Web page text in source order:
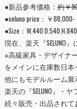
●新品参考価格： 約￥
●seluno price：￥88,000-
●Size：W.440 D.540
現在、楽天『SELUNO』
※高級家具・デザイナ
をメインに在庫数日本
他にもモデルルーム
楽天の『SELUNO』・ヤ
続々販売・出品されて